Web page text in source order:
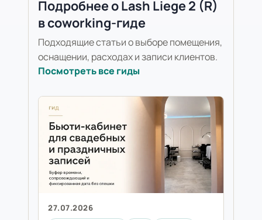
Подробнее о Lash Liege 2 (R)
в coworking-гиде
Подходящие статьи о выборе помещения,
оснащении, расходах и записи клиентов.
Посмотреть все гиды
27.07.2026